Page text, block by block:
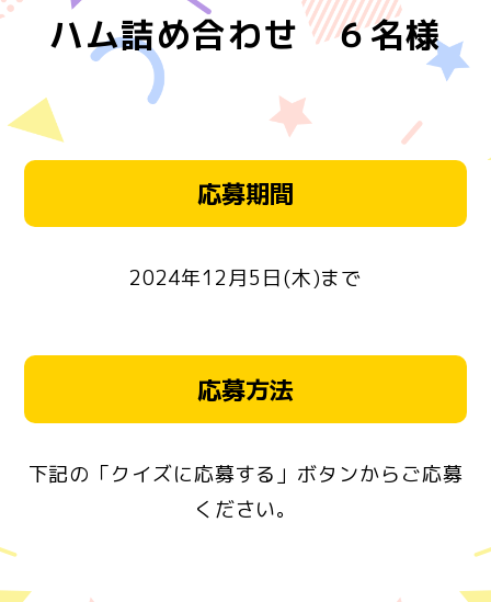
ハム詰め合わせ ６名様
応募期間
2024年12月5日(木)まで
応募方法
下記の「クイズに応募する」ボタンからご応募
ください。